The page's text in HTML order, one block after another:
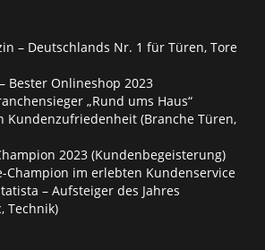
– Deutschlands Nr. 1 für Türen, Tore
Bester Onlineshop 2023
„Rund ums Haus“
Kundenzufriedenheit (Branche Türen,
2023 (Kundenbegeisterung)
Champion im erlebten Kundenservice
– Aufsteiger des Jahres
Technik)